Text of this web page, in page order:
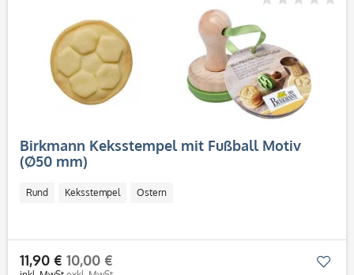
Birkmann Keksstempel mit Fußball Motiv
(Ø50 mm)
Rund Keksstempel Ostern
11,90 € 10,00 €